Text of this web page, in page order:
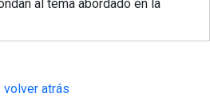
al tema abordado en la
volver atrás